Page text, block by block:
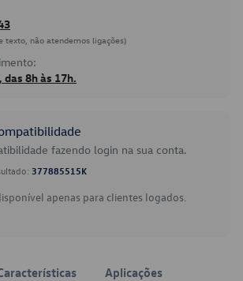
texto, não atendemos ligações)
8h às 17h.
fazendo login na sua conta.
377885515K
apenas para clientes logados.
Aplicações